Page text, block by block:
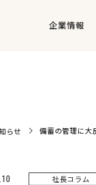
企業情報
らせ 備蓄の管理に大
社長コラム